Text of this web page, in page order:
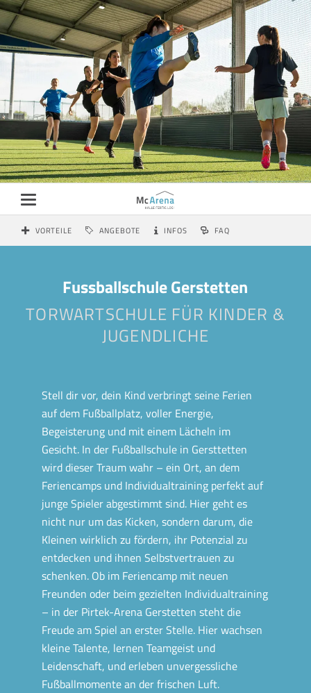
VORTEILE ANGEBOTE INFOS FAQ
Fussballschule Gerstetten
TORWARTSCHULE FÜR KINDER &
JUGENDLICHE
Stell dir vor, dein Kind verbringt seine Ferien
auf dem Fußballplatz, voller Energie,
Begeisterung und mit einem Lächeln im
Gesicht. In der Fußballschule in Gersttetten
wird dieser Traum wahr – ein Ort, an dem
Feriencamps und Individualtraining perfekt auf
junge Spieler abgestimmt sind. Hier geht es
nicht nur um das Kicken, sondern darum, die
Kleinen wirklich zu fördern, ihr Potenzial zu
entdecken und ihnen Selbstvertrauen zu
schenken. Ob im Feriencamp mit neuen
Freunden oder beim gezielten Individualtraining
– in der Pirtek-Arena Gerstetten steht die
Freude am Spiel an erster Stelle. Hier wachsen
kleine Talente, lernen Teamgeist und
Leidenschaft, und erleben unvergessliche
Fußballmomente an der frischen Luft.